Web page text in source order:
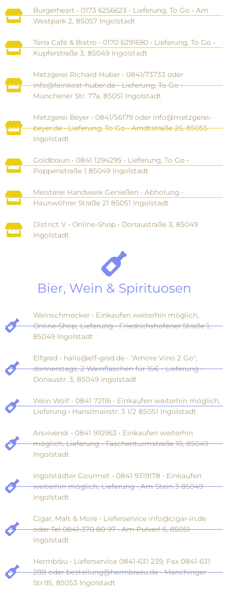
Burgerheart • 0173 6256623‬ • Lieferung, To Go • Am
Westpark 2, 85057 Ingolstadt
Terra Café & Bistro • 0170 6291690‬ • Lieferung, To Go •
Kupferstraße 3, 85049 Ingolstadt
Metzgerei Richard Huber • 0841/73733 oder
info@feinkost-huber.de‬ • Lieferung, To Go •
Münchener Str. 77a, 85051 Ingolstadt
Metzgerei Beyer • 0841/56179 oder info@metzgerei-
beyer.de • Lieferung, To Go • Arndtstraße 26, 85055
Ingolstadt
Goldbraun • 0841 1294295 • Lieferung, To Go •
Poppenstraße 1 85049 Ingolstadt
Meisterei Handwerk Genießen • Abholung •
Haunwöhrer Straße 21 85051 Ingolstadt
District V • Online-Shop • Donaustraße 3, 85049
Ingolstadt
Bier, Wein & Spirituosen
Weinschmecker • Einkaufen weiterhin möglich,
Online-Shop, Lieferung • Friedrichshofener Straße 1,
85049 Ingolstadt
Elfgrad • hallo@elf-grad.de • "Amore Vino 2 Go",
donnerstags, 2 Weinflaschen für 15€ • Lieferung •
Donaustr. 3, 85049 Ingolstadt
Wein Wolf • 0841 72116 • Einkaufen weiterhin möglich,
Lieferung • Hanslmairstr. 3 1/2 85051 Ingolstadt
Arsvivendi • 0841 910963 • Einkaufen weiterhin
möglich, Lieferung • Taschenturmstraße 10, 85049
Ingolstadt
Ingolstädter Gourmet • 0841 9319178 • Einkaufen
weiterhin möglich, Lieferung • Am Stein 3 85049
Ingolstadt
Cigar, Malt & More • Lieferservice info@cigar-in.de
oder Tel 0841-370 80 97 • Am Pulverl 6, 85051
Ingolstadt
Herrnbräu • Lieferservice 0841-631 239, Fax 0841-631
288 oder bestellung@herrnbraeu.de • Manchinger
Str.95, 85053 Ingolstadt